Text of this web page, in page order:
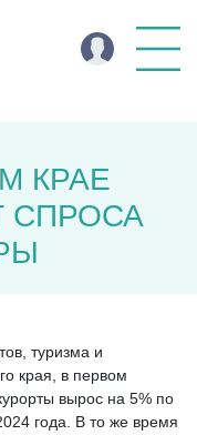
КРАЕ
СПРОСА
туризма и
края, в первом
вырос на 5% по
года. В то же время